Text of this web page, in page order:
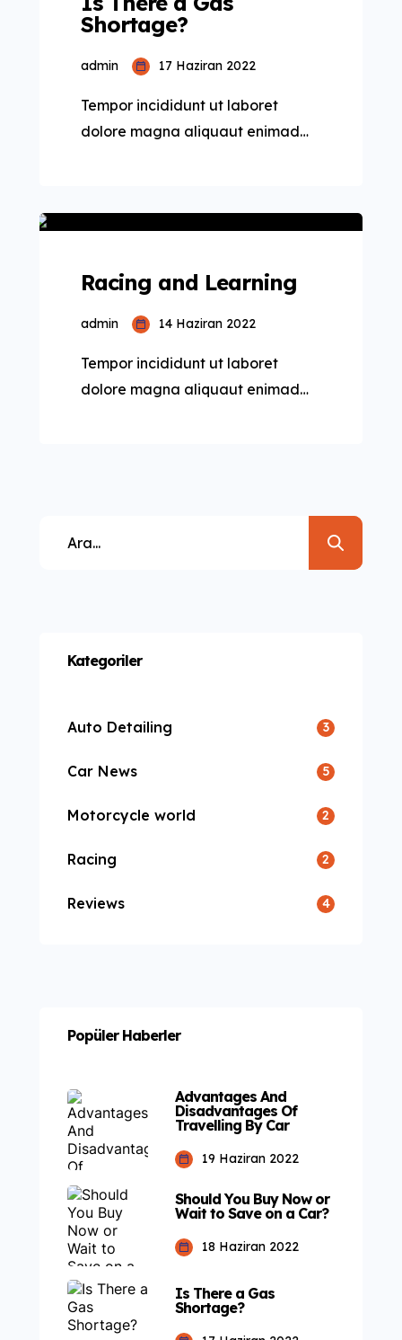
Shortage?
admin 17 Haziran 2022
Tempor incididunt ut laboret
dolore magna aliquaut enimad
consectetur adipisicing elit sed
eiusmod tempor incididunt labore
Racing and Learning
admin 14 Haziran 2022
Tempor incididunt ut laboret
dolore magna aliquaut enimad
dolore magna aliqua quis nostrud.
Kategoriler
Auto Detailing 3
Car News 5
Motorcycle world 2
Racing 2
Reviews 4
Popüler Haberler
Advantages And
Disadvantages Of
Travelling By Car
19 Haziran 2022
Should You Buy Now or
Wait to Save on a Car?
18 Haziran 2022
Is There a Gas
Shortage?